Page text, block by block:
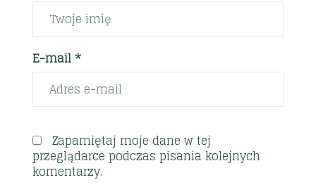
E-mail *
Zapamiętaj moje dane w tej
przeglądarce podczas pisania kolejnych
komentarzy.